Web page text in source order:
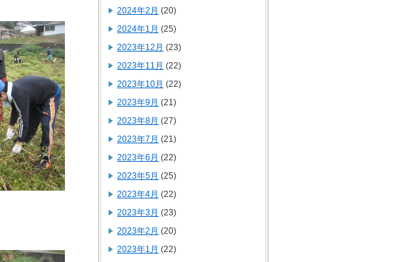
2024年2月 (20)
2024年1月 (25)
2023年12月 (23)
2023年11月 (22)
2023年10月 (22)
2023年9月 (21)
2023年8月 (27)
2023年7月 (21)
2023年6月 (22)
2023年5月 (25)
2023年4月 (22)
2023年3月 (23)
2023年2月 (20)
2023年1月 (22)